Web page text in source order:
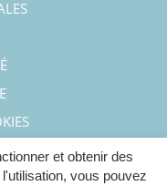
et obtenir des
vous pouvez